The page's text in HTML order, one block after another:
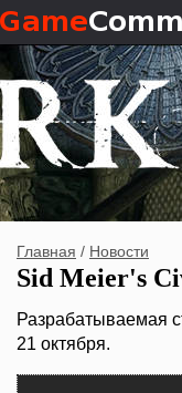
Главная / Новости
Sid Meier's
Разрабатываемая
21 октября.